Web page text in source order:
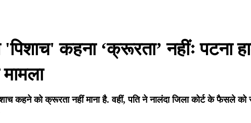
कहना ‘क्रूरता’ नहींः पटना
कहने को क्रूरता नहीं माना है. वहीं, पति ने नालंदा जिला कोर्ट के फैसले